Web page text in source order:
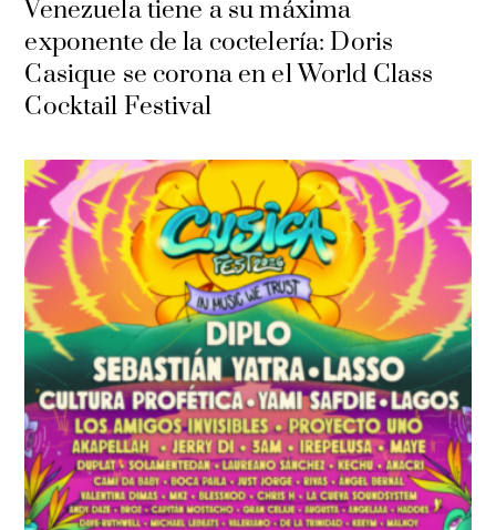
Venezuela tiene a su máxima
exponente de la coctelería: Doris
Casique se corona en el World Class
Cocktail Festival